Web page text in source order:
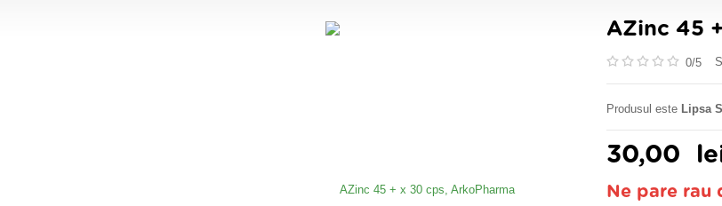
AZinc 45
0/5
Produsul este Lipsa
30,00
Ne pare rau